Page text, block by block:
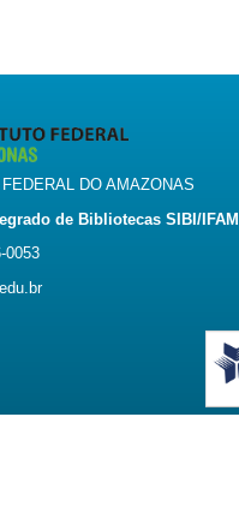
FEDERAL DO AMAZONAS
de Bibliotecas SIBI/IFAM
0053